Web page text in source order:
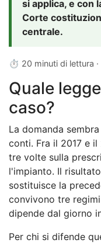
si applica, e con
Corte
centrale.
⏱ 20 minuti di lettura ·
Quale
caso?
La domanda
conti. Fra il 2017 e
tre volte sulla
l'impianto. Il
sostituisce la
convivono tre
dipende dal giorno
Per chi si difende